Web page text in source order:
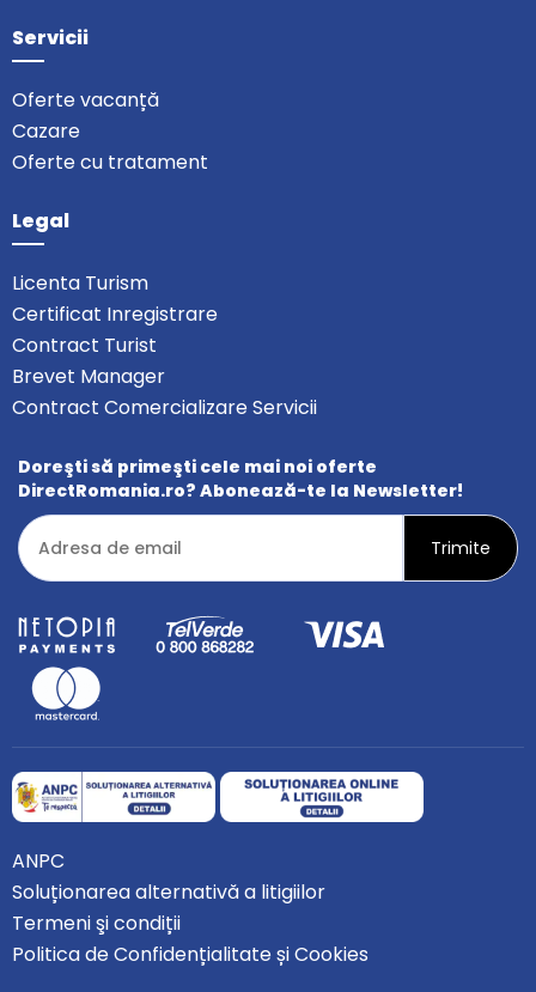
Servicii
Oferte vacanță
Cazare
Oferte cu tratament
Legal
Licenta Turism
Certificat Inregistrare
Contract Turist
Brevet Manager
Contract Comercializare Servicii
Doreşti să primeşti cele mai noi oferte
DirectRomania.ro? Abonează-te la Newsletter!
ANPC
Soluționarea alternativă a litigiilor
Termeni şi condiții
Politica de Confidențialitate și Cookies